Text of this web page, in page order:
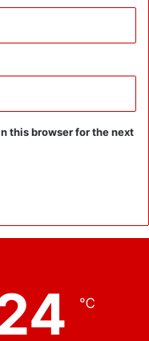
this browser for the next
℃